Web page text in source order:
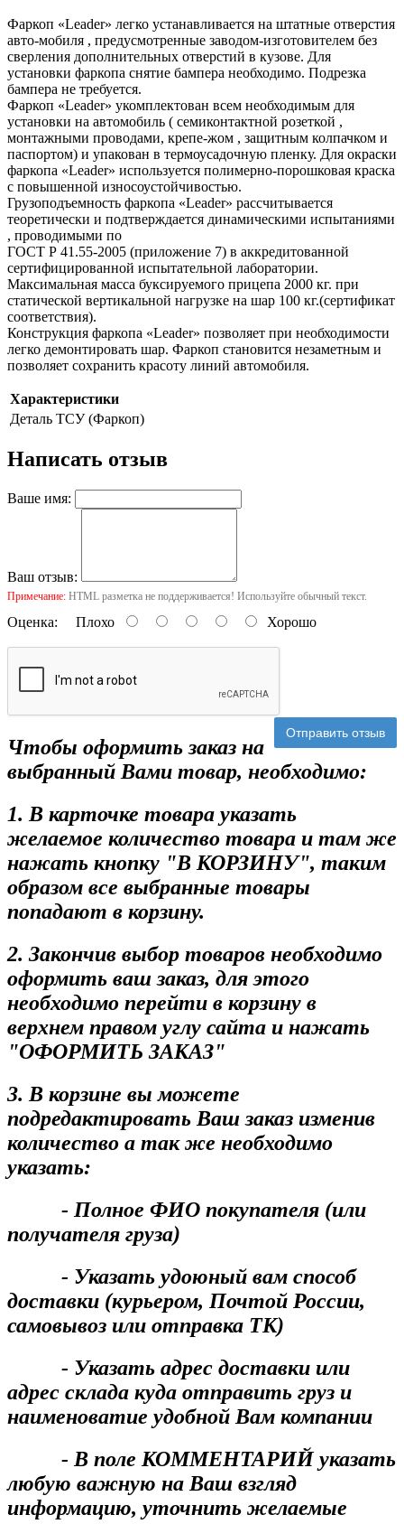
Фаркоп «Leader» легко устанавливается на штатные отверстия
авто-мобиля , предусмотренные заводом-изготовителем без
сверления дополнительных отверстий в кузове. Для
установки фаркопа снятие бампера необходимо. Подрезка
бампера не требуется.
Фаркоп «Leader» укомплектован всем необходимым для
установки на автомобиль ( семиконтактной розеткой ,
монтажными проводами, крепе-жом , защитным колпачком и
паспортом) и упакован в термоусадочную пленку. Для окраски
фаркопа «Leader» используется полимерно-порошковая краска
с повышенной износоустойчивостью.
Грузоподъемность фаркопа «Leader» рассчитывается
теоретически и подтверждается динамическими испытаниями
, проводимыми по
ГОСТ Р 41.55-2005 (приложение 7) в аккредитованной
сертифицированной испытательной лаборатории.
Максимальная масса буксируемого прицепа 2000 кг. при
статической вертикальной нагрузке на шар 100 кг.(сертификат
соответствия).
Конструкция фаркопа «Leader» позволяет при необходимости
легко демонтировать шар. Фаркоп становится незаметным и
позволяет сохранить красоту линий автомобиля.
Характеристики
Деталь ТСУ (Фаркоп)
Написать отзыв
Ваше имя:
Ваш отзыв:
Примечание: HTML разметка не поддерживается! Используйте обычный текст.
Оценка: Плохо Хорошо
Отправить отзыв
Чтобы оформить заказ на
выбранный Вами товар, необходимо:
1. В карточке товара указать
желаемое количество товара и там же
нажать кнопку "В КОРЗИНУ", таким
образом все выбранные товары
попадают в корзину.
2. Закончив выбор товаров необходимо
оформить ваш заказ, для этого
необходимо перейти в корзину в
верхнем правом углу сайта и нажать
"ОФОРМИТЬ ЗАКАЗ"
3. В корзине вы можете
подредактировать Ваш заказ изменив
количество а так же необходимо
указать:
- Полное ФИО покупателя (или
получателя груза)
- Указать удоюный вам способ
доставки (курьером, Почтой России,
самовывоз или отправка ТК)
- Указать адрес доставки или
адрес склада куда отправить груз и
наименоватие удобной Вам компании
- В поле КОММЕНТАРИЙ указать
любую важную на Ваш взгляд
информацию, уточнить желаемые